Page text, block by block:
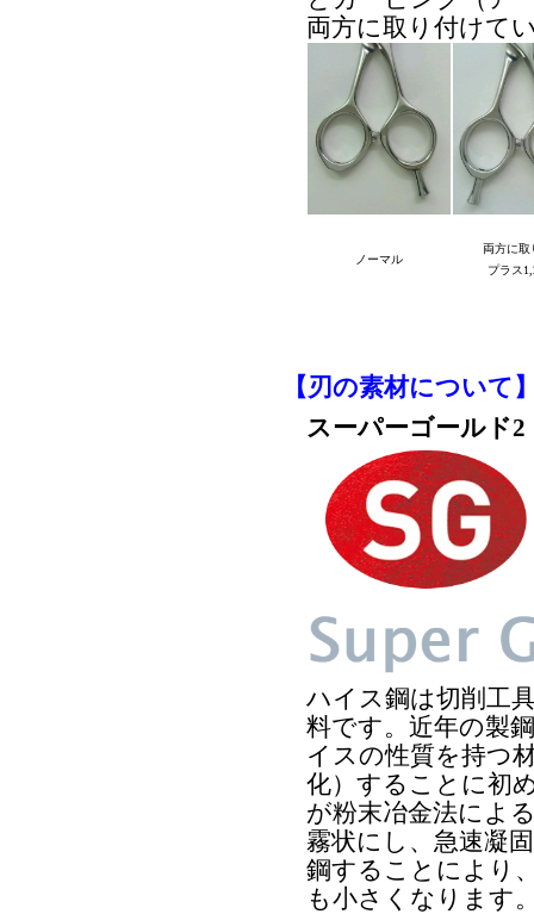
両方に取り付けて
ノーマル
両方に取
プラス
【刃の素材について
スーパーゴールド2
ハイス鋼は切削工
料です。近年の製
イスの性質を持つ
化）することに初
が粉末冶金法によ
霧状にし、急速凝
鋼することにより
も小さくなります